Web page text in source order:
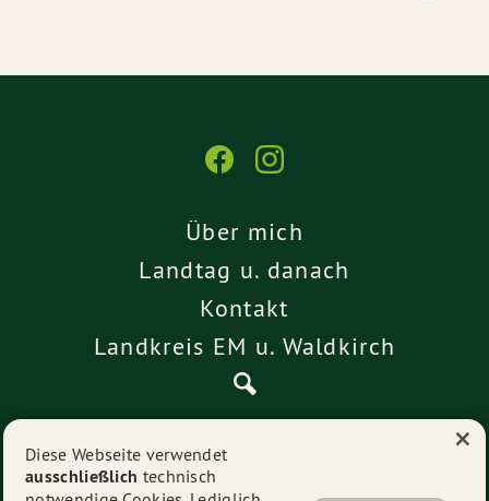
Über mich
Landtag u. danach
Kontakt
Landkreis EM u. Waldkirch
Impressum
Diese Webseite verwendet
ausschließlich technisch
×